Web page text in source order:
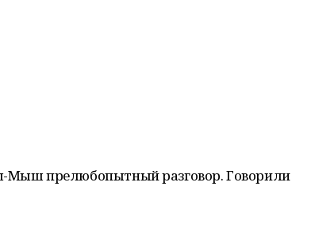
прелюбопытный разговор. Говорили